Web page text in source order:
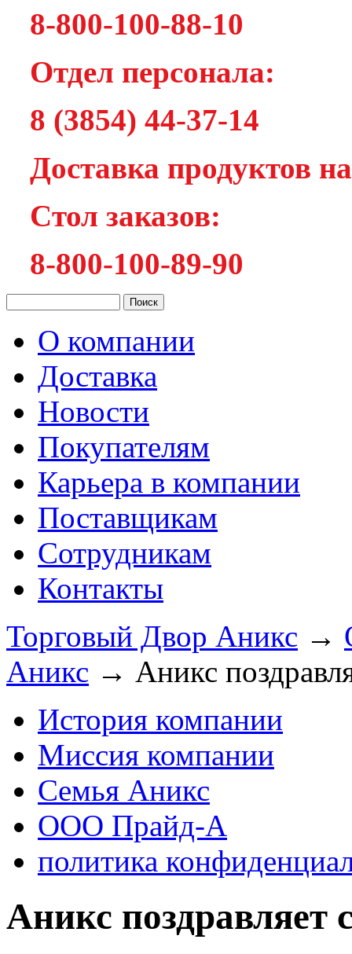
8-800-100-88-10
Отдел персонала:
8 (3854) 44-37-14
Доставка продуктов
Cтол заказов:
8-800-100-89-90
О компании
Доставка
Новости
Покупателям
Карьера в компании
Поставщикам
Сотрудникам
Контакты
Торговый Двор Аникс →
Аникс → Аникс
История компании
Миссия компании
Семья Аникс
ООО Прайд-А
политика
Аникс поздравляет